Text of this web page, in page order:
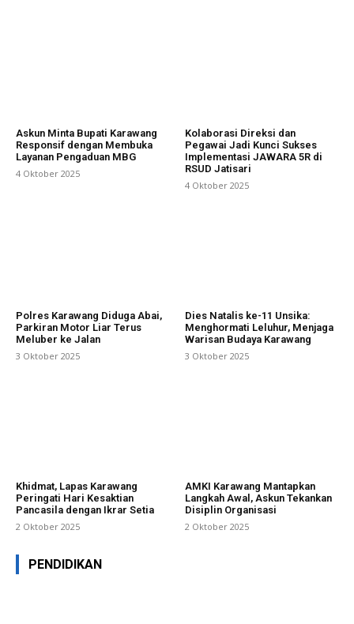
Askun Minta Bupati Karawang
Responsif dengan Membuka
Layanan Pengaduan MBG
4 Oktober 2025
Kolaborasi Direksi dan
Pegawai Jadi Kunci Sukses
Implementasi JAWARA 5R di
RSUD Jatisari
4 Oktober 2025
Polres Karawang Diduga Abai,
Parkiran Motor Liar Terus
Meluber ke Jalan
3 Oktober 2025
Dies Natalis ke-11 Unsika:
Menghormati Leluhur, Menjaga
Warisan Budaya Karawang
3 Oktober 2025
Khidmat, Lapas Karawang
Peringati Hari Kesaktian
Pancasila dengan Ikrar Setia
2 Oktober 2025
AMKI Karawang Mantapkan
Langkah Awal, Askun Tekankan
Disiplin Organisasi
2 Oktober 2025
PENDIDIKAN